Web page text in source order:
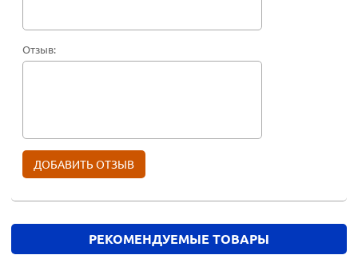
Отзыв:
РЕКОМЕНДУЕМЫЕ ТОВАРЫ